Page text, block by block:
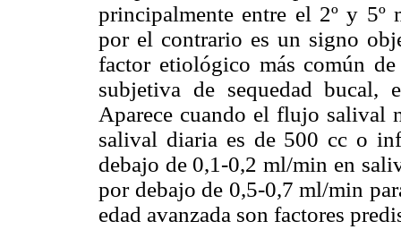
principalmente entre el 2º y 5º
por el contrario es un signo
factor etiológico más común
subjetiva de sequedad bucal,
Aparece cuando el flujo salival
salival diaria es de 500 cc o
debajo de 0,1-0,2 ml/min en
por debajo de 0,5-0,7 ml/min
edad avanzada son factores